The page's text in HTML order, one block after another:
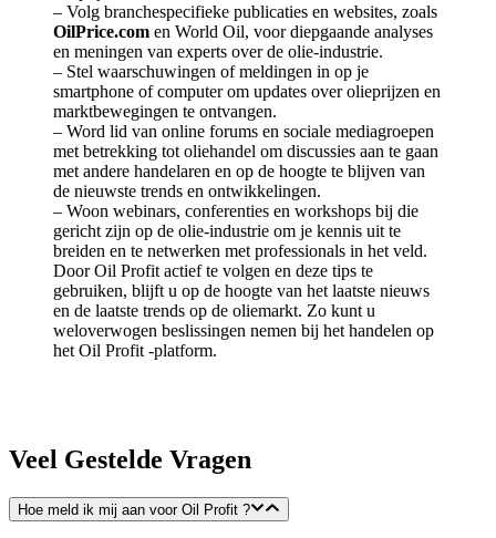
– Volg branchespecifieke publicaties en websites, zoals
OilPrice.com en World Oil, voor diepgaande analyses
en meningen van experts over de olie-industrie.
– Stel waarschuwingen of meldingen in op je
smartphone of computer om updates over olieprijzen en
marktbewegingen te ontvangen.
– Word lid van online forums en sociale mediagroepen
met betrekking tot oliehandel om discussies aan te gaan
met andere handelaren en op de hoogte te blijven van
de nieuwste trends en ontwikkelingen.
– Woon webinars, conferenties en workshops bij die
gericht zijn op de olie-industrie om je kennis uit te
breiden en te netwerken met professionals in het veld.
Door Oil Profit actief te volgen en deze tips te
gebruiken, blijft u op de hoogte van het laatste nieuws
en de laatste trends op de oliemarkt. Zo kunt u
weloverwogen beslissingen nemen bij het handelen op
het Oil Profit -platform.
Veel Gestelde Vragen
Hoe meld ik mij aan voor Oil Profit ?